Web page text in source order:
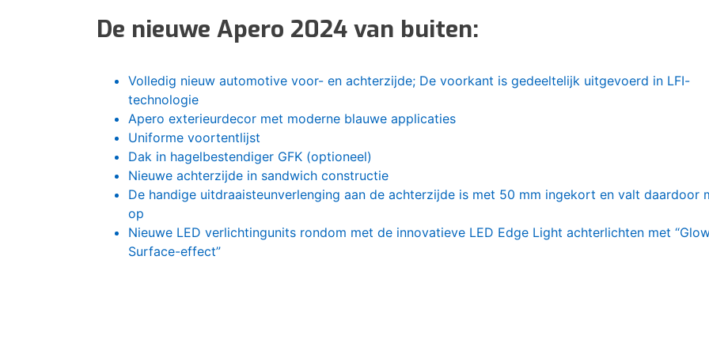
De nieuwe Apero 2024 van buiten:
Volledig nieuw automotive voor- en achterzijde; De voorkant is gedeeltelijk uitgevoerd in LFI-
technologie
Apero exterieurdecor met moderne blauwe applicaties
Uniforme voortentlijst
Dak in hagelbestendiger GFK (optioneel)
Nieuwe achterzijde in sandwich constructie
De handige uitdraaisteunverlenging aan de achterzijde is met 50 mm ingekort en valt daardoor
op
Nieuwe LED verlichtingunits rondom met de innovatieve LED Edge Light achterlichten met
Surface-effect”